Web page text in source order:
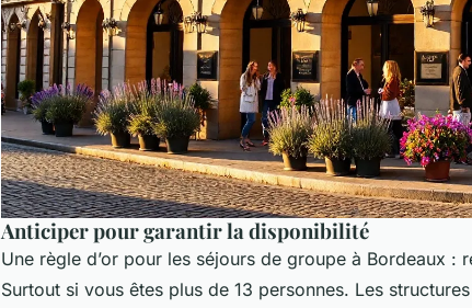
Anticiper pour garantir la disponibilité
Une règle d’or pour les séjours de groupe à Bordeaux :
Surtout si vous êtes plus de 13 personnes. Les